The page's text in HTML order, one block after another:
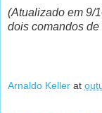
(Atualizado em 9/
dois comandos
Arnaldo Keller at